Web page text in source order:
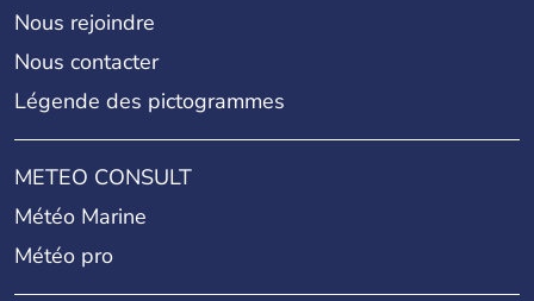
Nous rejoindre
Nous contacter
Légende des pictogrammes
METEO CONSULT
Météo Marine
Météo pro